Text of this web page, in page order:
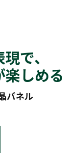
で、
しめる
パネル